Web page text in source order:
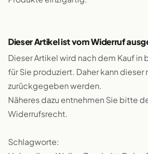
Dieser Artikel ist vom Widerruf
Dieser Artikel wird nach dem Kauf in
für Sie produziert. Daher kann dieser
zurückgegeben werden.
Näheres dazu entnehmen Sie bitte
Widerrufsrecht.
Schlagworte: